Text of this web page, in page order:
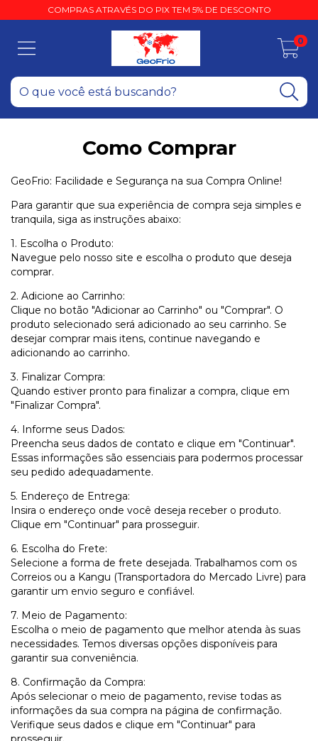
COMPRAS ATRAVÉS DO PIX TEM 5% DE DESCONTO
0
Como Comprar
GeoFrio: Facilidade e Segurança na sua Compra Online!
Para garantir que sua experiência de compra seja simples e
tranquila, siga as instruções abaixo:
1. Escolha o Produto:
Navegue pelo nosso site e escolha o produto que deseja
comprar.
2. Adicione ao Carrinho:
Clique no botão "Adicionar ao Carrinho" ou "Comprar". O
produto selecionado será adicionado ao seu carrinho. Se
desejar comprar mais itens, continue navegando e
adicionando ao carrinho.
3. Finalizar Compra:
Quando estiver pronto para finalizar a compra, clique em
"Finalizar Compra".
4. Informe seus Dados:
Preencha seus dados de contato e clique em "Continuar".
Essas informações são essenciais para podermos processar
seu pedido adequadamente.
5. Endereço de Entrega:
Insira o endereço onde você deseja receber o produto.
Clique em "Continuar" para prosseguir.
6. Escolha do Frete:
Selecione a forma de frete desejada. Trabalhamos com os
Correios ou a Kangu (Transportadora do Mercado Livre) para
garantir um envio seguro e confiável.
7. Meio de Pagamento:
Escolha o meio de pagamento que melhor atenda às suas
necessidades. Temos diversas opções disponíveis para
garantir sua conveniência.
8. Confirmação da Compra:
Após selecionar o meio de pagamento, revise todas as
informações da sua compra na página de confirmação.
Verifique seus dados e clique em "Continuar" para